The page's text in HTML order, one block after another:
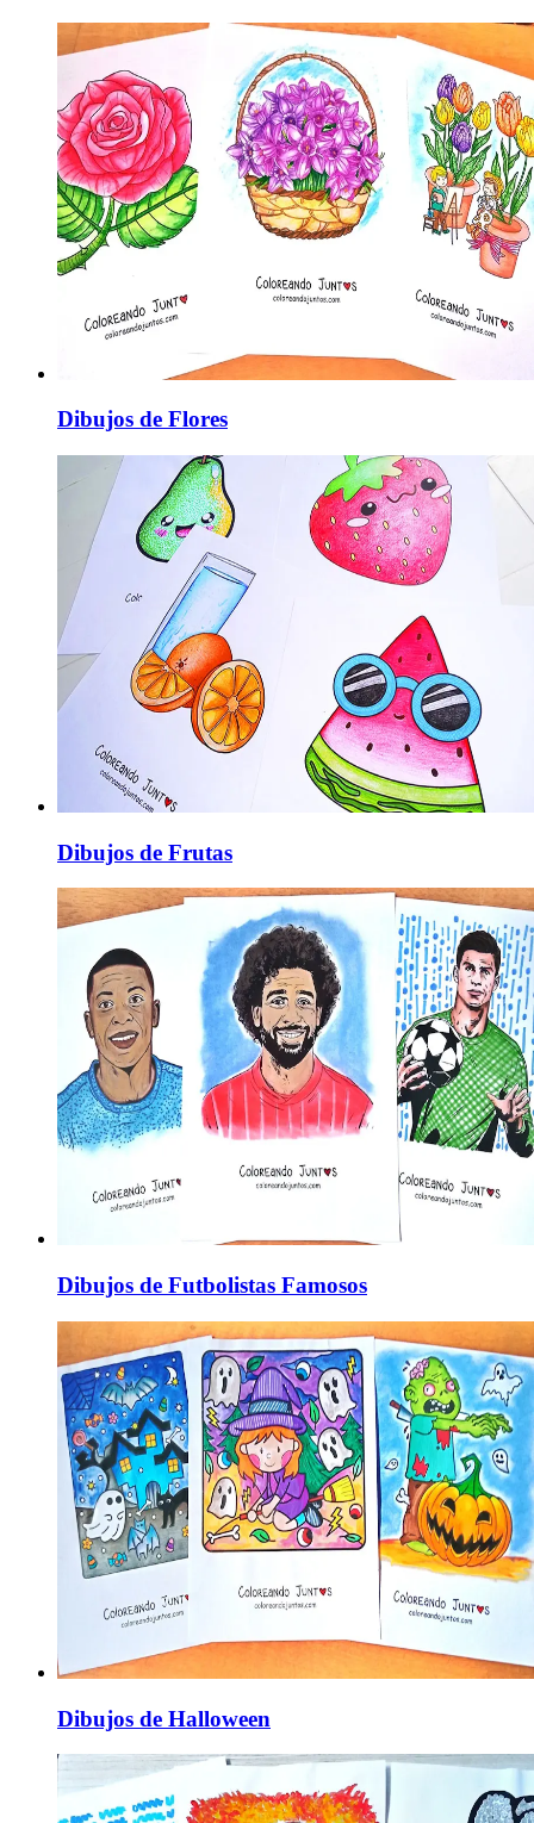
Dibujos de Flores
Dibujos de Frutas
Dibujos de Futbolistas Famosos
Dibujos de Halloween